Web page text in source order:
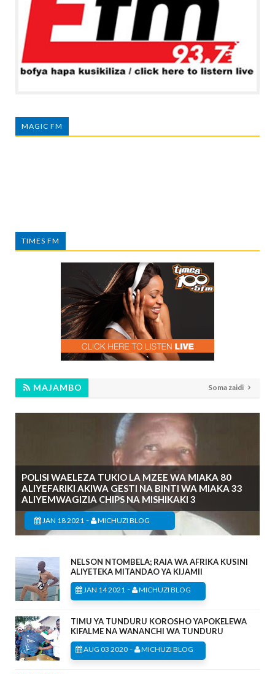
MAGIC FM
TIMES FM
MAJAMBO Soma zaidi
POLISI WAELEZA TUKIO LA MZEE WA MIAKA 80
ALIYEFARIKI AKIWA GESTI NA BINTI WA MIAKA 33
ALIYEMWAGIZIA CHIPS NA MISHIKAKI 3
JAN 18 2021 - MICHUZI BLOG
NELSON NTOMBELA; RAIA WA AFRIKA KUSINI
ALIYETEKA MITANDAO YA KIJAMII
JAN 14 2021 - MICHUZI BLOG
TIMU YA TUNDURU KOROSHO YAPOKELEWA
KIFALME NA WANANCHI WA TUNDURU
AUG 03 2020 - MICHUZI BLOG